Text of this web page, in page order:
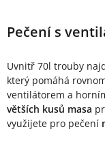
Pečení s
Uvnitř 70l trouby
který pomáhá
ventilátorem a
větších kusů masa
využijete pro pečení